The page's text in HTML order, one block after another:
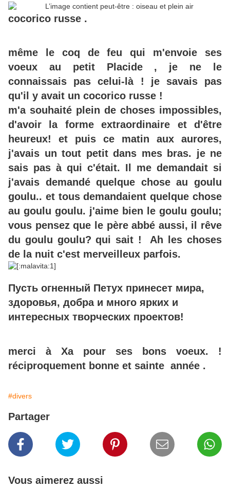
cocorico russe .
même le coq de feu qui m'envoie ses
voeux au petit Placide , je ne le
connaissais pas celui-là ! je savais pas
qu'il y avait un cocorico russe !
m'a souhaité plein de choses impossibles,
d'avoir la forme extraordinaire et d'être
heureux! et puis ce matin aux aurores,
j'avais un tout petit dans mes bras. je ne
sais pas à qui c'était. Il me demandait si
j'avais demandé quelque chose au goulu
goulu.. et tous demandaient quelque chose
au goulu goulu. j'aime bien le goulu goulu;
vous pensez que le père abbé aussi, il rêve
du goulu goulu? qui sait ! Ah les choses
de la nuit c'est merveilleux parfois.
Пусть огненный Петух принесет мира,
здоровья, добра и много ярких и
интересных творческих проектов!
merci à Xa pour ses bons voeux. !
réciproquement bonne et sainte année .
#divers
Partager
Vous aimerez aussi